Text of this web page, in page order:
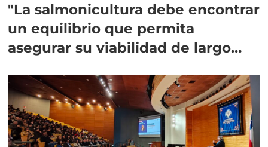
"La salmonicultura debe encontrar
un equilibrio que permita
asegurar su viabilidad de largo